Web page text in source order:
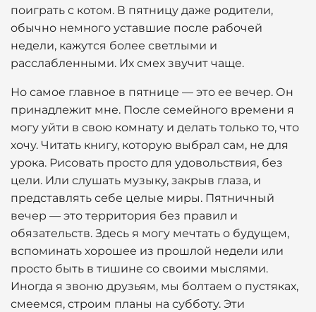
поиграть с котом. В пятницу даже родители,
обычно немного уставшие после рабочей
недели, кажутся более светлыми и
расслабленными. Их смех звучит чаще.
Но самое главное в пятнице — это ее вечер. Он
принадлежит мне. После семейного времени я
могу уйти в свою комнату и делать только то, что
хочу. Читать книгу, которую выбрал сам, не для
урока. Рисовать просто для удовольствия, без
цели. Или слушать музыку, закрыв глаза, и
представлять себе целые миры. Пятничный
вечер — это территория без правил и
обязательств. Здесь я могу мечтать о будущем,
вспоминать хорошее из прошлой недели или
просто быть в тишине со своими мыслями.
Иногда я звоню друзьям, мы болтаем о пустяках,
смеемся, строим планы на субботу. Эти